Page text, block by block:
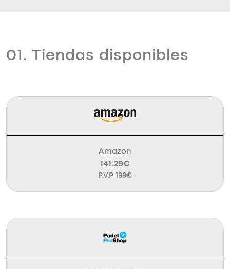
01. Tiendas disponibles
Amazon
141.29€
P.V.P 199€